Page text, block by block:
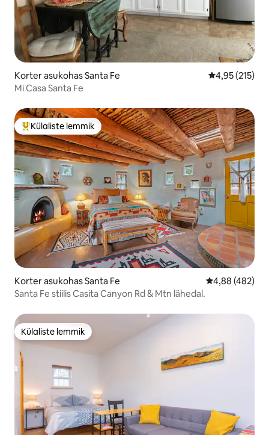
Korter asukohas Santa Fe Keskmine
4,95 (215)
Mi Casa Santa Fe
Külaliste suur lemmik
Külaliste lemmik
Korter asukohas Santa Fe Keskmine
4,88 (482)
Santa Fe stiilis Casita Canyon Rd & Mtn lähedal.
Külaliste lemmik
Külaliste lemmik